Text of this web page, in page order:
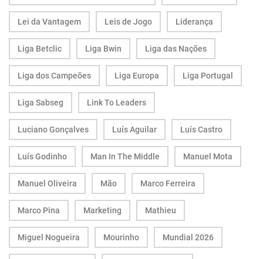
Lei da Vantagem Leis de Jogo Liderança
Liga Betclic Liga Bwin Liga das Nações
Liga dos Campeões Liga Europa Liga Portugal
Liga Sabseg Link To Leaders
Luciano Gonçalves Luís Aguilar Luís Castro
Luís Godinho Man In The Middle Manuel Mota
Manuel Oliveira Mão Marco Ferreira
Marco Pina Marketing Mathieu
Miguel Nogueira Mourinho Mundial 2026